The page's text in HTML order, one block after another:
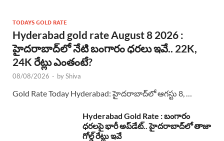
TODAYS GOLD RATE
Hyderabad gold rate August 8 2026 :
హైదరాబాద్‌లో నేటి బంగారం ధరలు ఇవే.. 22K,
24K రేట్లు ఎంతంటే?
08/08/2026 - byShiva
Gold Rate Today Hyderabad: హైదరాబాద్‌లో ఆగస్టు 8, …
Hyderabad Gold Rate : బంగారం
ధరలపై భారీ అప్‌డేట్.. హైదరాబాద్‌లో తాజా
గోల్డ్ రేట్లు ఇవే